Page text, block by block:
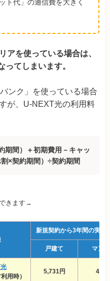
ト代」の通信費を大きく
アを使っている場合は、
てしまいます。
ンク」を使っている場合
が、U-NEXT光の利用料
期間）＋初期費用－キャッ
×契約期間）÷契約期間
きます→
新規契約から3年間の実質
戸建て マン
用時）
5,731円